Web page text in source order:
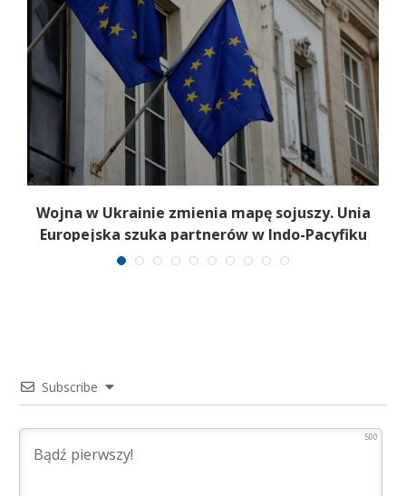
Wojna w Ukrainie zmienia mapę sojuszy. Unia
Europejska szuka partnerów w Indo-Pacyfiku
Subscribe
500